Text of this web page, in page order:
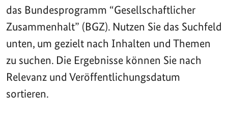
das Bundesprogramm “Gesellschaftlicher
Zusammenhalt” (BGZ). Nutzen Sie das Suchfeld
unten, um gezielt nach Inhalten und Themen
zu suchen. Die Ergebnisse können Sie nach
Relevanz und Veröffentlichungsdatum
sortieren.